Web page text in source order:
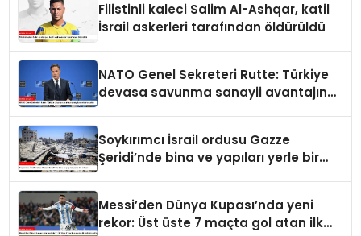
Filistinli kaleci Salim Al-Ashqar, katil
İsrail askerleri tarafından öldürüldü
NATO Genel Sekreteri Rutte: Türkiye
devasa savunma sanayii avantajına
Soykırımcı İsrail ordusu Gazze
Şeridi’nde bina ve yapıları yerle bir
Messi’den Dünya Kupası’nda yeni
rekor: Üst üste 7 maçta gol atan ilk